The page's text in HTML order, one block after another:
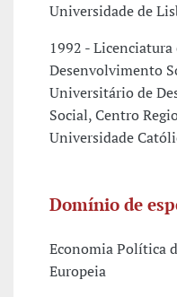
Universidade de
1992 - Licenciatura
Desenvolvimento
Universitário de
Social, Centro
Universidade
Domínio de
Economia Política
Europeia